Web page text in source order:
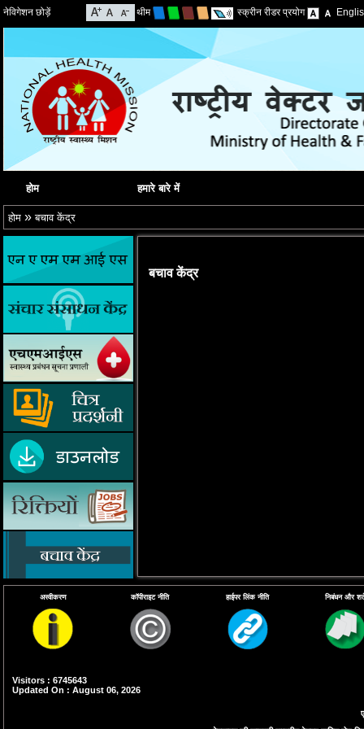
नेविगेशन छोड़ें थीम स्क्रीन रीडर प्रयोग
होम हमारे बारे में
होम »बचाव केंद्र
बचाव केंद्र
अस्वीकरण कॉपीराइट नीति हाईपर लिंक नीति निबंधन और
Visitors : 6745643
Updated On : August 06, 2026